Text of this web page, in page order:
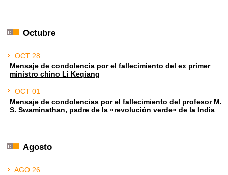
Octubre
OCT 28
Mensaje de condolencia por el fallecimiento del ex primer
ministro chino Li Keqiang
OCT 01
Mensaje de condolencias por el fallecimiento del profesor M.
S. Swaminathan, padre de la «revolución verde» de la India
Agosto
AGO 26